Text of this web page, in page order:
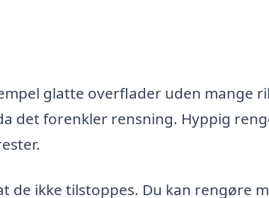
glatte overflader uden mange
det forenkler rensning. Hyppig
ikke tilstoppes. Du kan rengøre